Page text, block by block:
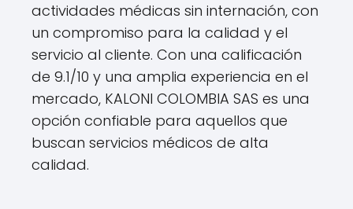
actividades médicas sin internación, con
un compromiso para la calidad y el
servicio al cliente. Con una calificación
de 9.1/10 y una amplia experiencia en el
mercado, KALONI COLOMBIA SAS es una
opción confiable para aquellos que
buscan servicios médicos de alta
calidad.